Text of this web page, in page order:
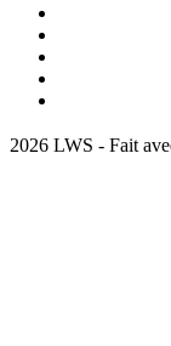
2026 LWS - Fait